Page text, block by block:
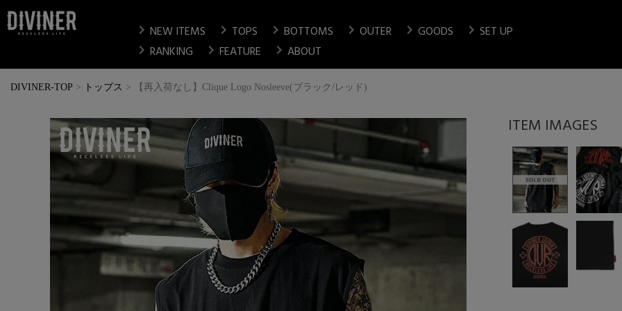
chevron_right NEW ITEMS chevron_right TOPS chevron_right BOTTOMS chevron_right OUTER chevron_right GOODS chevron_right SET UP
chevron_right RANKING chevron_right FEATURE chevron_right ABOUT
DIVINER-TOP トップス 【再入荷なし】Clique Logo Nosleeve(ブラック/レッド)